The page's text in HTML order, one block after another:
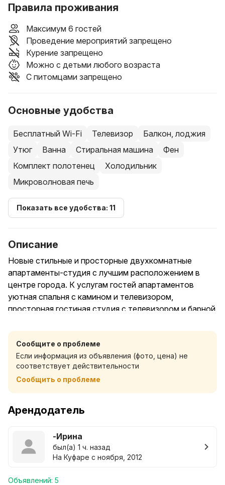
Правила проживания
Максимум 6 гостей
Проведение мероприятий запрещено
Курение запрещено
Можно с детьми любого возраста
С питомцами запрещено
Основные удобства
Бесплатный Wi-Fi Телевизор
Балкон, лоджия
Утюг
Ванна Стиральная машина
Фен
Комплект полотенец
Холодильник
Микроволновая печь
Показать все удобства: 11
Описание
Новые стильные и просторные двухкомнатные
апартаменты-студия с лучшим расположением в
центре города. К услугам гостей апартаментов
уютная спальня с камином и телевизором,
просторная гостиная студия с телевизором и барной
бытовой техникой, столовыми принадлежностями.
Спальных мест 2+2 Ванная комната с душем и
ванной , имеется бойлер ( когда отключают горячую
воду) стиральной машиной. Балкон с видом на
центральную улицу. В доме есть ресторан , имеется
парковка-шлагбаум, безлимитный wi-fi. Сутки . Новый
дом,чистый подъезд. Цена проживания зависит от
количества проживающих, количества суток,
Предоставляем отчетные документы
командировочным.
увидеть в календаре занятости.
Сообщите о проблеме
Если информация из объявления (фото, цена) не
соответствует действительности
Сообщить о проблеме
Арендодатель
-Ирина
был(а) 1 ч. назад
На Куфаре с ноября, 2012
Объявлений: 5